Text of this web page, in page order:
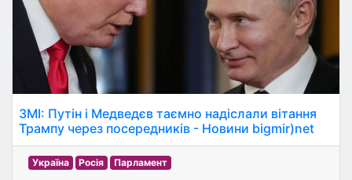
ЗМІ: Путін і Медведєв таємно надіслали вітання
Трампу через посередників - Новини bigmir)net
Україна Росія Парламент